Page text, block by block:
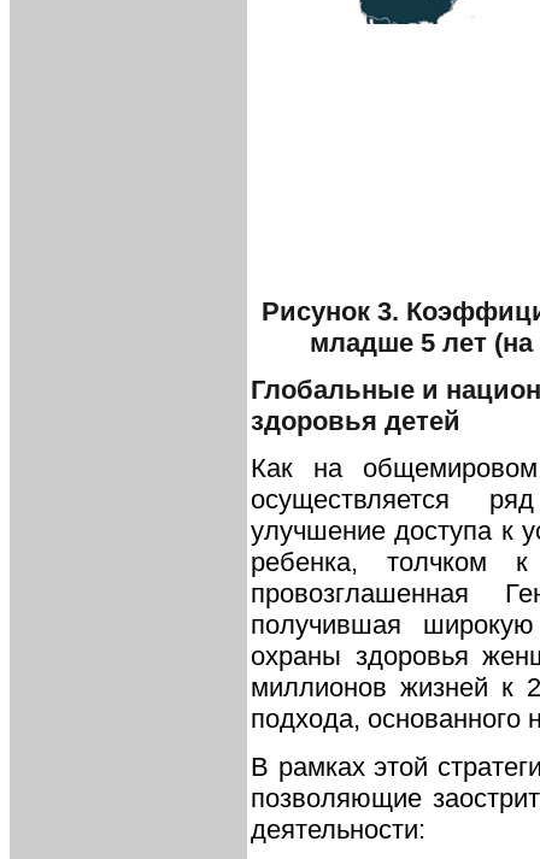
Рисунок 3.
младше 5 лет
Глобальные и
здоровья детей
Как на
осуществляется
улучшение доступа к
ребенка, толчком
провозглашенная
получившая
охраны здоровья
миллионов жизней к
подхода, основанного
В рамках этой
позволяющие
деятельности: